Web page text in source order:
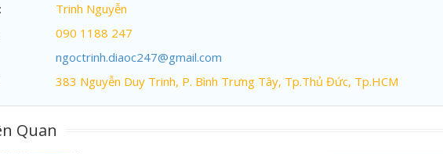
Trinh Nguyễn
090 1188 247
ngoctrinh.diaoc247@gmail.com
383 Nguyễn Duy Trinh, P. Bình Trưng Tây, Tp.Thủ Đức, Tp.HCM
Quan